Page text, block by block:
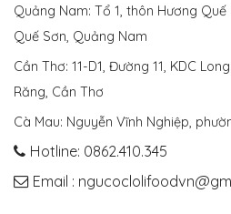
Quảng Nam: Tổ 1, thôn Hương Quế
Quế Sơn, Quảng Nam
Cần Thơ: 11-D1, Đường 11, KDC
Răng, Cần Thơ
Cà Mau: Nguyễn Vĩnh Nghiệp,
Hotline: 0862.410.345
Email :